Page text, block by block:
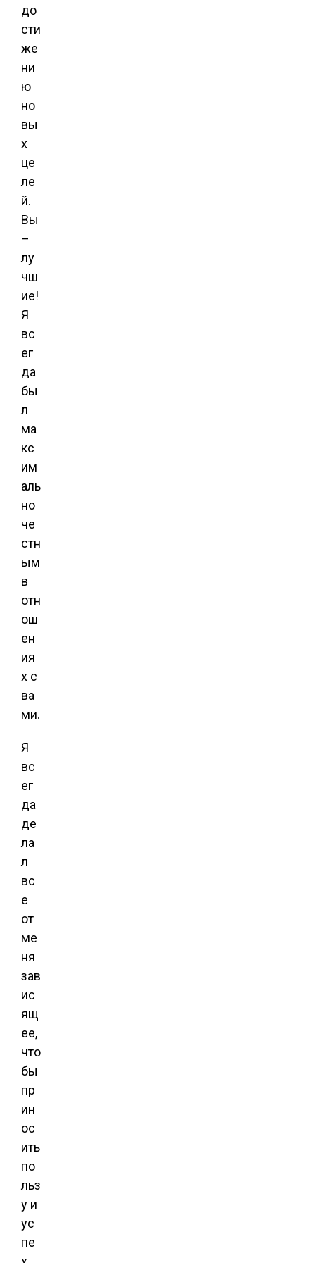
до
сти
же
ни
ю
но
вы
х
це
ле
й.
Вы
–
лу
чш
ие!
Я
вс
ег
да
бы
л
ма
кс
им
аль
но
че
стн
ым
в
отн
ош
ен
ия
х с
ва
ми.
Я
вс
ег
да
де
ла
л
вс
е
от
ме
ня
зав
ис
ящ
ее,
что
бы
пр
ин
ос
ить
по
льз
у и
ус
пе